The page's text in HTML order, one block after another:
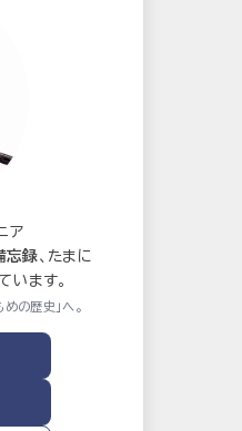
ア
忘録、たまに
います。
の歴史」へ。